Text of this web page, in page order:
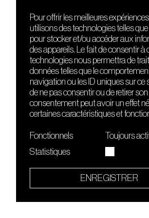
DÉCOUVRIR
Le lieu
Contact
Presse
Cours de DJing
TMLAB
Nuits
HEAT
La
Le Sucre fait partie de
Quartier culturel et créatif
Pour offrir les meilleures
utilisons des technologies telles
pour stocker et/ou accéder aux
des appareils. Le fait de consentir à
technologies nous permettra de
données telles que le
navigation ou les ID uniques sur ce
de ne pas consentir ou de retirer son
consentement peut avoir un effet
certaines caractéristiques et
Fonctionnels
Toujours
Statistiques
ENREGISTRER